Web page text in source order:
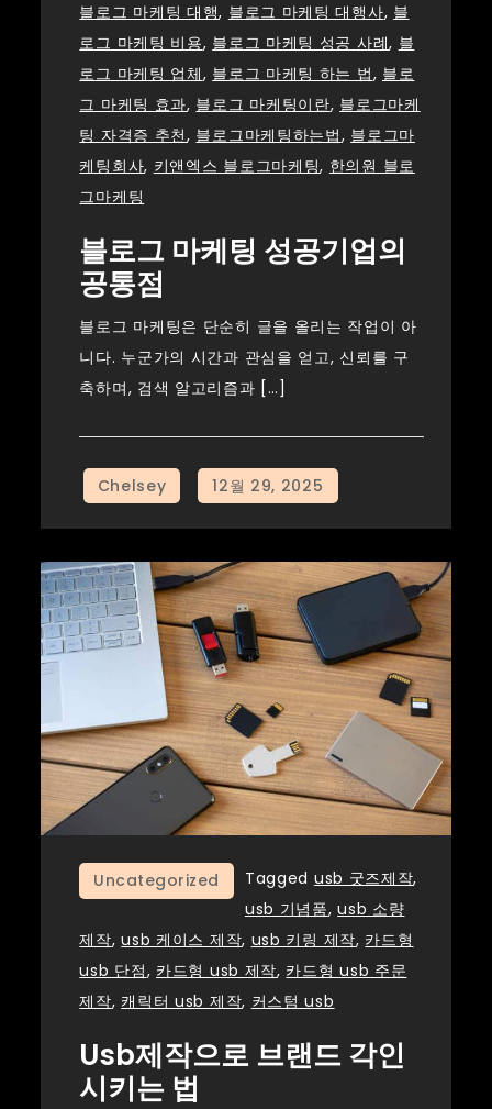
블로그 마케팅 대행, 블로그 마케팅 대행사, 블
로그 마케팅 비용, 블로그 마케팅 성공 사례, 블
로그 마케팅 업체, 블로그 마케팅 하는 법, 블로
그 마케팅 효과, 블로그 마케팅이란, 블로그마케
팅 자격증 추천, 블로그마케팅하는법, 블로그마
케팅회사, 키앤엑스 블로그마케팅, 한의원 블로
그마케팅
블로그 마케팅 성공기업의
공통점
블로그 마케팅은 단순히 글을 올리는 작업이 아
니다. 누군가의 시간과 관심을 얻고, 신뢰를 구
축하며, 검색 알고리즘과 […]
Uncategorized Tagged usb 굿즈제작,
usb 기념품,usb 소량
제작,usb 케이스 제작, usb 키링 제작, 카드형
usb 단점, 카드형 usb 제작, 카드형 usb 주문
제작,캐릭터 usb 제작, 커스텀 usb
Usb제작으로 브랜드 각인
시키는 법